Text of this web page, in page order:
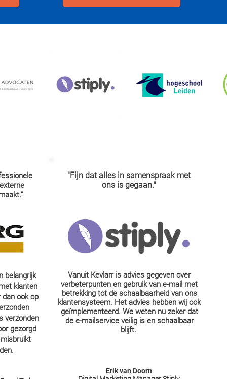
belangrijk
klanten
ook op
verzonden
gezorgd
"Fijn dat alles in samenspraak met
ons is gegaan."
Vanuit Kevlarr is advies gegeven over
verbeterpunten en gebruik van e-mail met
betrekking tot de schaalbaarheid van ons
klantensysteem. Het advies hebben wij ook
geïmplementeerd. We weten nu zeker dat
de e-mailservice veilig is en schaalbaar
blijft.
Erik van Doorn